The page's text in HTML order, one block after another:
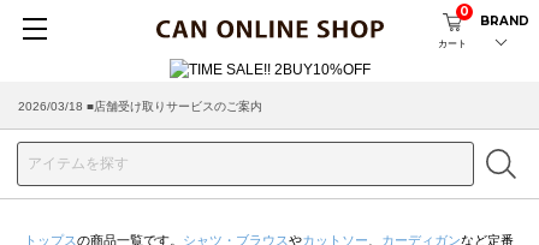
カート
0
BRAND
2026/03/18 ■店舗受け取りサービスのご案内
トップスの商品一覧です。 シャツ・ブラウスやカットソー カーディガンなど定番